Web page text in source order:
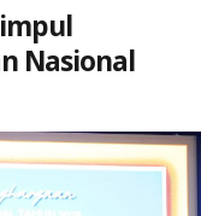
Nasional